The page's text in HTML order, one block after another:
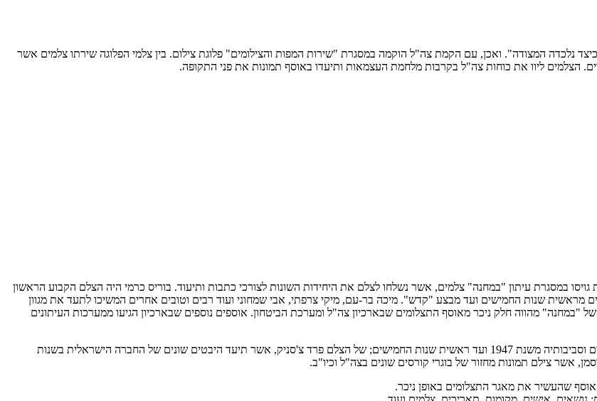
נלכדה המצודה". ואכן, עם הקמת צה"ל הוקמה במסגרת "שירות המפות והצילומים" פלוגת צילום. בין צלמי הפלוגה שירתו צלמים אשר
הצלמים ליוו את כוחות צה"ל בקרבות מלחמת העצמאות ותיעדו באוסף תמונות את פני התקופה.
גויסו במסגרת עיתון "במחנה" צלמים, אשר נשלחו לצלם את היחידות השונות לצורכי כתבות ותיעוד. בוריס כרמי היה הצלם הקבוע הראשון
מראשית שנות החמישים ועד מבצע "קדש". מיכה בר-עם, מיקי צרפתי, אבי שמחוני ועוד רבים וטובים אחרים המשיכו לתעד את מגוון
"במחנה" מהווה חלק ניכר מאוסף התצלומים שבארכיון צה"ל ומערכת הביטחון. אוספים נוספים שבארכיון הגיעו ממערכות העיתונים
בנוסף, רכש ארכיון צה"ל אוספים של הצלם יהודה אייזנשטרק, אשר צילם את ירושלים וסביבותיה משנת 1947 ועד ראשית שנות החמישים; של הצלם פרד צ'סניק, אשר תיעד היבטים שונים של החברה הישראלית בשנות
אשר צילם תמונות מחזור של בוגרי קורסים שונים בצה"ל וכיו"ב.